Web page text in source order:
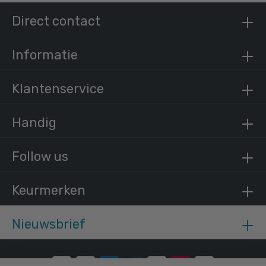
Nieuwsbrief
Follow us
Keurmerken
Direct contact
Informatie
Klantenservice
Handig